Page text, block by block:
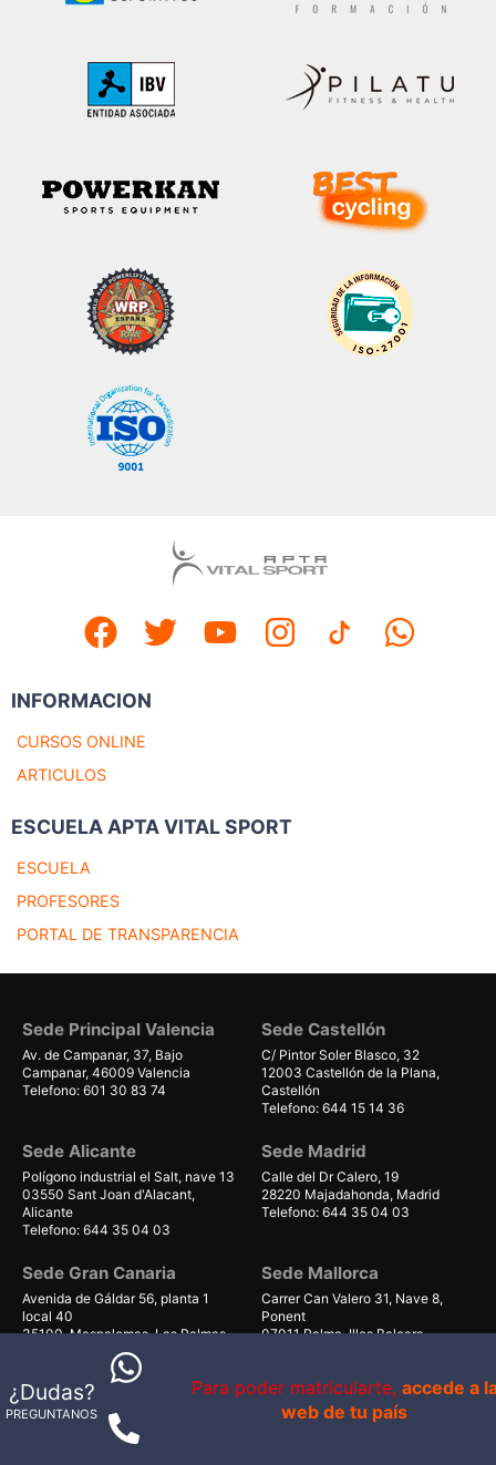
¿Dudas?
PREGUNTANOS
Para poder matricularte, accede a
web de tu país
INFORMACION
CURSOS ONLINE
ARTICULOS
ESCUELA APTA VITAL SPORT
ESCUELA
PROFESORES
PORTAL DE TRANSPARENCIA
Sede Principal Valencia
Av. de Campanar, 37, Bajo
Campanar, 46009 Valencia
Telefono: 601 30 83 74
Sede Castellón
C/ Pintor Soler Blasco, 32
12003 Castellón de la Plana,
Castellón
Telefono: 644 15 14 36
Sede Alicante
Polígono industrial el Salt, nave 13
03550 Sant Joan d'Alacant,
Alicante
Telefono: 644 35 04 03
Sede Madrid
Calle del Dr Calero, 19
28220 Majadahonda, Madrid
Telefono: 644 35 04 03
Sede Gran Canaria
Avenida de Gáldar 56, planta 1
local 40
35100, Maspalomas, Las Palmas
Telefono: 679 55 59 06
Sede Mallorca
Carrer Can Valero 31, Nave 8,
Ponent
07011 Palma, Illes Balears
© 1998-2026 - IS VITAL BRAND S.L.U. - B98802879